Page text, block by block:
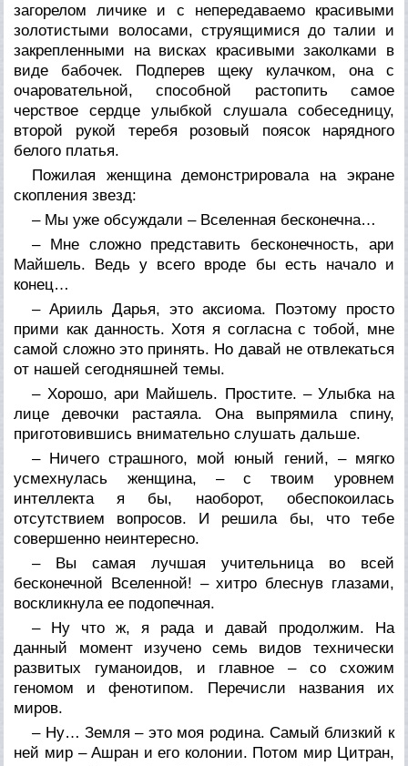
загорелом личике и с непередаваемо красивыми
золотистыми волосами, струящимися до талии и
закрепленными на висках красивыми заколками в
виде бабочек. Подперев щеку кулачком, она с
очаровательной, способной растопить самое
черствое сердце улыбкой слушала собеседницу,
второй рукой теребя розовый поясок нарядного
белого платья.
Пожилая женщина демонстрировала на экране
скопления звезд:
– Мы уже обсуждали – Вселенная бесконечна…
– Мне сложно представить бесконечность, ари
Майшель. Ведь у всего вроде бы есть начало и
конец…
– Арииль Дарья, это аксиома. Поэтому просто
прими как данность. Хотя я согласна с тобой, мне
самой сложно это принять. Но давай не отвлекаться
от нашей сегодняшней темы.
– Хорошо, ари Майшель. Простите. – Улыбка на
лице девочки растаяла. Она выпрямила спину,
приготовившись внимательно слушать дальше.
– Ничего страшного, мой юный гений, – мягко
усмехнулась женщина, – с твоим уровнем
интеллекта я бы, наоборот, обеспокоилась
отсутствием вопросов. И решила бы, что тебе
совершенно неинтересно.
– Вы самая лучшая учительница во всей
бесконечной Вселенной! – хитро блеснув глазами,
воскликнула ее подопечная.
– Ну что ж, я рада и давай продолжим. На
данный момент изучено семь видов технически
развитых гуманоидов, и главное – со схожим
геномом и фенотипом. Перечисли названия их
миров.
– Ну… Земля – это моя родина. Самый близкий к
ней мир – Ашран и его колонии. Потом мир Цитран,